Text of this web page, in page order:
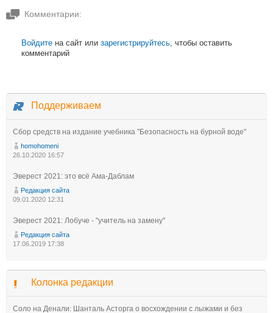
Комментарии:
Войдите на сайт или зарегистрируйтесь , чтобы оставить
комментарий
Поддерживаем
Сбор средств на издание учебника "Безопасность на бурной воде"
homohomeni
26.10.2020 16:57
Эверест 2021: это всё Ама-Даблам
Редакция сайта
09.01.2020 12:31
Эверест 2021: Лобуче - "учитель на замену"
Редакция сайта
17.06.2019 17:38
Колонка редакции
Соло на Денали: Шанталь Асторга о восхождении с лыжами и без